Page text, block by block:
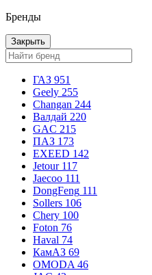
Бренды
Закрыть
ГАЗ 951
Geely 255
Changan 244
Валдай 220
GAC 215
ПАЗ 173
EXEED 142
Jetour 117
Jaecoo 111
DongFeng 111
Sollers 106
Chery 100
Foton 76
Haval 74
КамАЗ 69
OMODA 46